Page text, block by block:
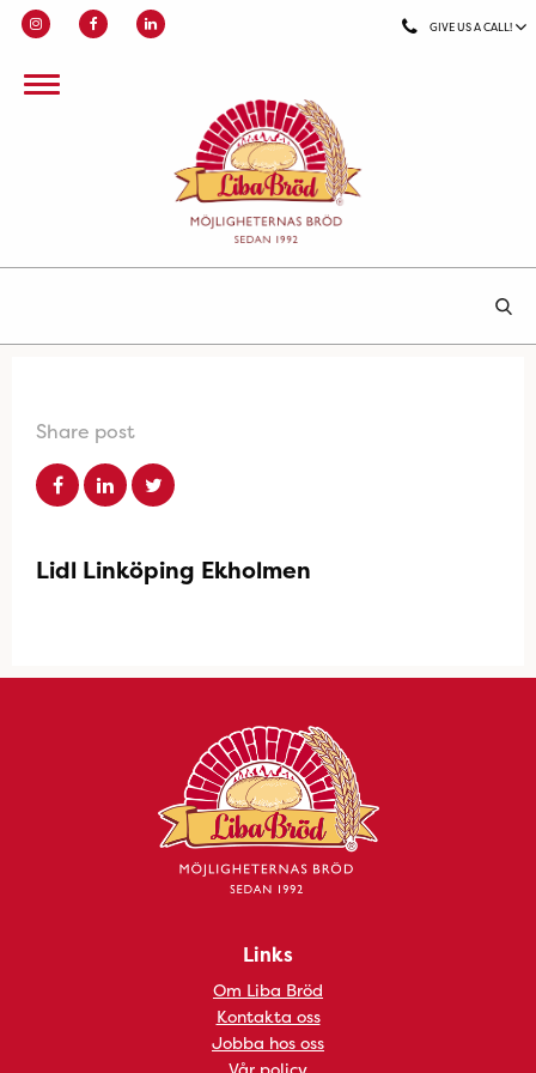
GIVE US A CALL!
Share post
Lidl Linköping Ekholmen
Links
Om Liba Bröd
Kontakta oss
Jobba hos oss